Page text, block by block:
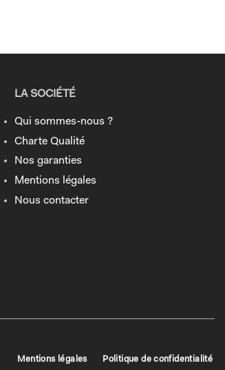
LA SOCIÉTÉ
Qui sommes-nous ?
Charte Qualité
Nos garanties
Mentions légales
Nous contacter
Mentions légales Politique de confidentialité